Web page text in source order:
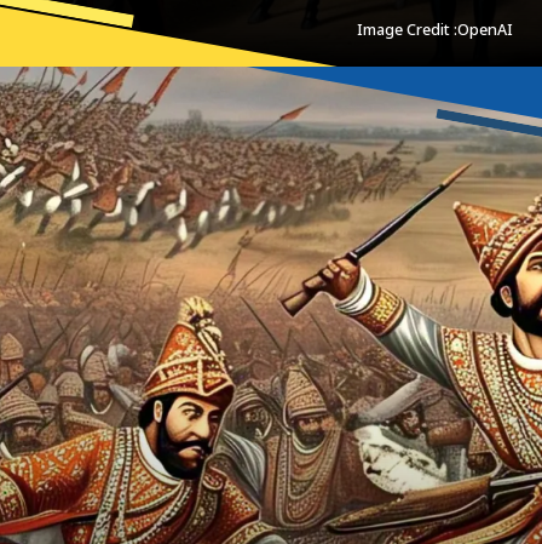
Image Credit :OpenAI